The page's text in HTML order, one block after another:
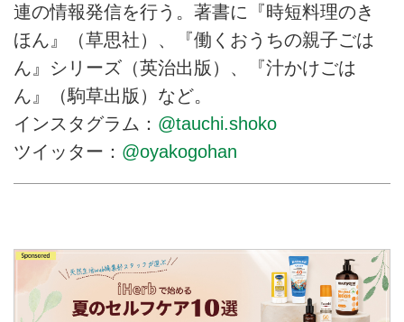
連の情報発信を行う。著書に『時短料理のき
ほん』（草思社）、『働くおうちの親子ごは
ん』シリーズ（英治出版）、『汁かけごは
ん』（駒草出版）など。
インスタグラム： @tauchi.shoko
ツイッター： @oyakogohan